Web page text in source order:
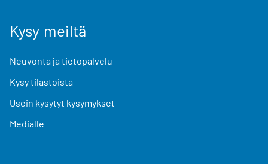
Kysy meiltä
Neuvonta ja tietopalvelu
Kysy tilastoista
Usein kysytyt kysymykset
Medialle